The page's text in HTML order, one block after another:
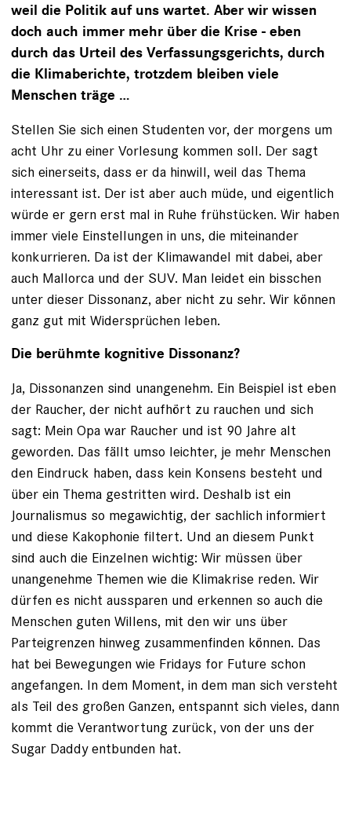
weil die Politik auf uns wartet. Aber wir wissen
doch auch immer mehr über die Krise - eben
durch das Urteil des Verfassungsgerichts, durch
die Klimaberichte, trotzdem bleiben viele
Menschen träge …
Stellen Sie sich einen Studenten vor, der morgens um
acht Uhr zu einer Vorlesung kommen soll. Der sagt
sich einerseits, dass er da hinwill, weil das Thema
interessant ist. Der ist aber auch müde, und eigentlich
würde er gern erst mal in Ruhe frühstücken. Wir haben
immer viele Einstellungen in uns, die miteinander
konkurrieren. Da ist der Klimawandel mit dabei, aber
auch Mallorca und der SUV. Man leidet ein bisschen
unter dieser Dissonanz, aber nicht zu sehr. Wir können
ganz gut mit Widersprüchen leben.
Die berühmte kognitive Dissonanz?
Ja, Dissonanzen sind unangenehm. Ein Beispiel ist eben
der Raucher, der nicht aufhört zu rauchen und sich
sagt: Mein Opa war Raucher und ist 90 Jahre alt
geworden. Das fällt umso leichter, je mehr Menschen
den Eindruck haben, dass kein Konsens besteht und
über ein Thema gestritten wird. Deshalb ist ein
Journalismus so megawichtig, der sachlich informiert
und diese Kakophonie filtert. Und an diesem Punkt
sind auch die Einzelnen wichtig: Wir müssen über
unangenehme Themen wie die Klimakrise reden. Wir
dürfen es nicht aussparen und erkennen so auch die
Menschen guten Willens, mit den wir uns über
Parteigrenzen hinweg zusammenfinden können. Das
hat bei Bewegungen wie Fridays for Future schon
angefangen. In dem Moment, in dem man sich versteht
als Teil des großen Ganzen, entspannt sich vieles, dann
kommt die Verantwortung zurück, von der uns der
Sugar Daddy entbunden hat.